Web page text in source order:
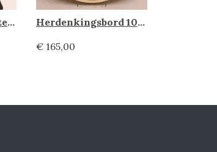
Spreukenbord, Potterie Rembrandt
Herdenkingsbord 100 jaar koninkrijk der Nederlanden, Potterie Rembrandt
€ 165,00